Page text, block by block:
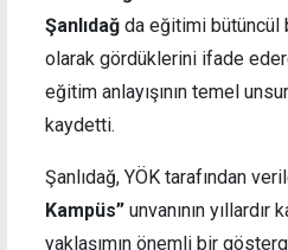
Şanlıdağ da eğitimi bütüncül
olarak gördüklerini ifade
eğitim anlayışının temel
kaydetti.
Şanlıdağ, YÖK tarafından
Kampüs” unvanının yıllardır
yaklaşımın önemli bir